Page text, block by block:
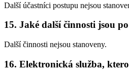
Další účastníci postupu nejsou
15. Jaké další činnosti jsou
Další činnosti nejsou stanoveny.
16. Elektronická služba,